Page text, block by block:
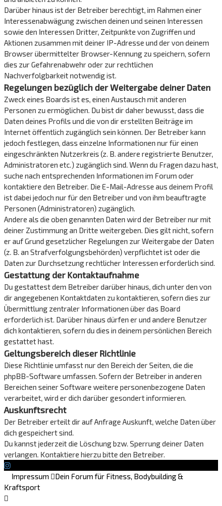
Darüber hinaus ist der Betreiber berechtigt, im Rahmen einer
Interessenabwägung zwischen deinen und seinen Interessen
sowie den Interessen Dritter, Zeitpunkte von Zugriffen und
Aktionen zusammen mit deiner IP-Adresse und der von deinem
Browser übermittelter Browser-Kennung zu speichern, sofern
dies zur Gefahrenabwehr oder zur rechtlichen
Nachverfolgbarkeit notwendig ist.
Regelungen bezüglich der Weitergabe deiner Daten
Zweck eines Boards ist es, einen Austausch mit anderen
Personen zu ermöglichen. Du bist dir daher bewusst, dass die
Daten deines Profils und die von dir erstellten Beiträge im
Internet öffentlich zugänglich sein können. Der Betreiber kann
jedoch festlegen, dass einzelne Informationen nur für einen
eingeschränkten Nutzerkreis (z. B. andere registrierte Benutzer,
Administratoren etc.) zugänglich sind. Wenn du Fragen dazu hast,
suche nach entsprechenden Informationen im Forum oder
kontaktiere den Betreiber. Die E-Mail-Adresse aus deinem Profil
ist dabei jedoch nur für den Betreiber und von ihm beauftragte
Personen (Administratoren) zugänglich.
Andere als die oben genannten Daten wird der Betreiber nur mit
deiner Zustimmung an Dritte weitergeben. Dies gilt nicht, sofern
er auf Grund gesetzlicher Regelungen zur Weitergabe der Daten
(z. B. an Strafverfolgungsbehörden) verpflichtet ist oder die
Daten zur Durchsetzung rechtlicher Interessen erforderlich sind.
Gestattung der Kontaktaufnahme
Du gestattest dem Betreiber darüber hinaus, dich unter den von
dir angegebenen Kontaktdaten zu kontaktieren, sofern dies zur
Übermittlung zentraler Informationen über das Board
erforderlich ist. Darüber hinaus dürfen er und andere Benutzer
dich kontaktieren, sofern du dies in deinem persönlichen Bereich
gestattet hast.
Geltungsbereich dieser Richtlinie
Diese Richtlinie umfasst nur den Bereich der Seiten, die die
phpBB-Software umfassen. Sofern der Betreiber in anderen
Bereichen seiner Software weitere personenbezogene Daten
verarbeitet, wird er dich darüber gesondert informieren.
Auskunftsrecht
Der Betreiber erteilt dir auf Anfrage Auskunft, welche Daten über
dich gespeichert sind.
Du kannst jederzeit die Löschung bzw. Sperrung deiner Daten
verlangen. Kontaktiere hierzu bitte den Betreiber.
Impressum
Dein Forum für Fitness, Bodybuilding &
Kraftsport